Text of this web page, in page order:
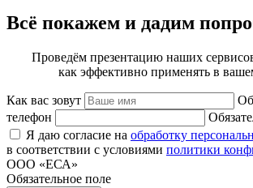
Всё покажем и дадим
Проведём презентацию наших
как эффективно применять в
Как вас зовут
телефон
Я даю согласие на обработку
в соответствии с условиями политики
ООО «ЕСА»
Обязательное поле